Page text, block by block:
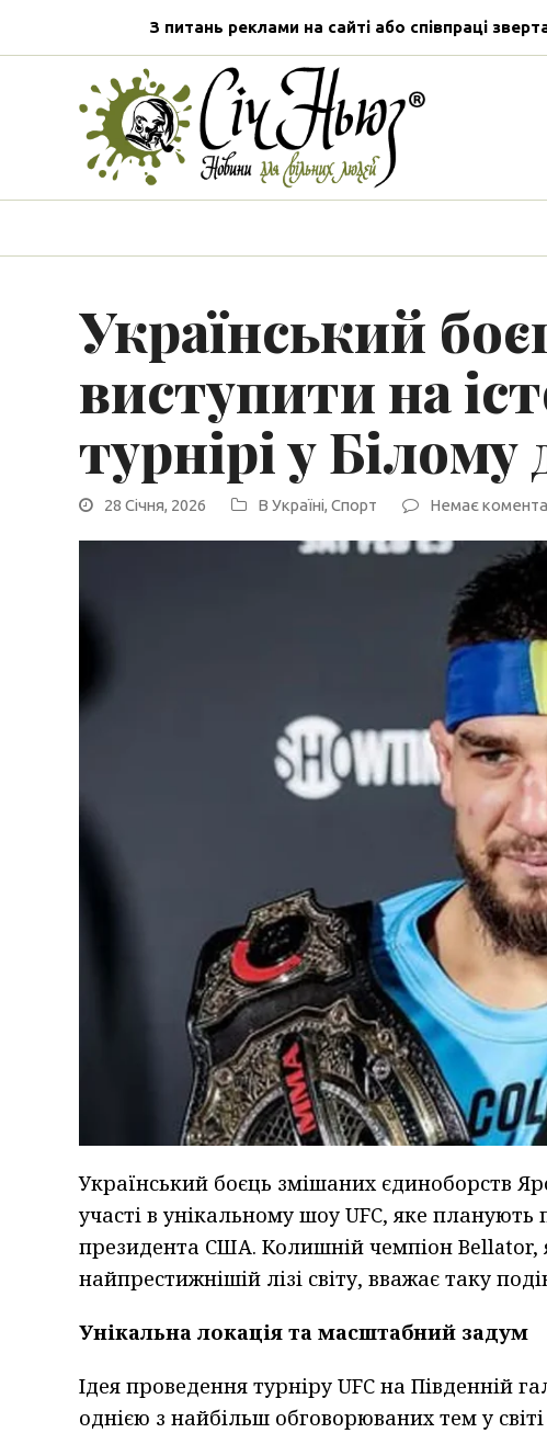
З питань реклами на сайті або співпраці
Український
виступити на
турнірі у Білому
28 Січня, 2026 В Україні, Спорт Немає
Український боєць змішаних єдиноборств
участі в унікальному шоу UFC, яке планують
президента США. Колишній чемпіон Bellator,
найпрестижнішій лізі світу, вважає таку
Унікальна локація та масштабний задум
Ідея проведення турніру UFC на Південній
однією з найбільш обговорюваних тем у